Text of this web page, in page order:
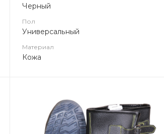
Черный
Пол
Универсальный
Материал
Кожа